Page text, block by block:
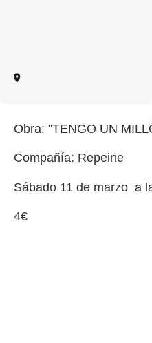
Obra: "TENGO UN
Compañía: Repeine
Sábado 11 de marzo a
4€